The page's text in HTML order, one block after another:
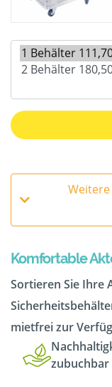
Komfortable
Sortieren Sie Ihre
mietfrei zur
zubuchbar